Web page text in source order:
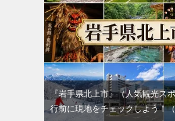
『岩手県北上市』（人気観光ス
行前に現地をチェックしよう！